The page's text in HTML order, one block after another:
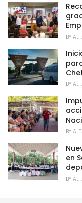
o
r
i
e
:
BY
BY
BY
en
BY